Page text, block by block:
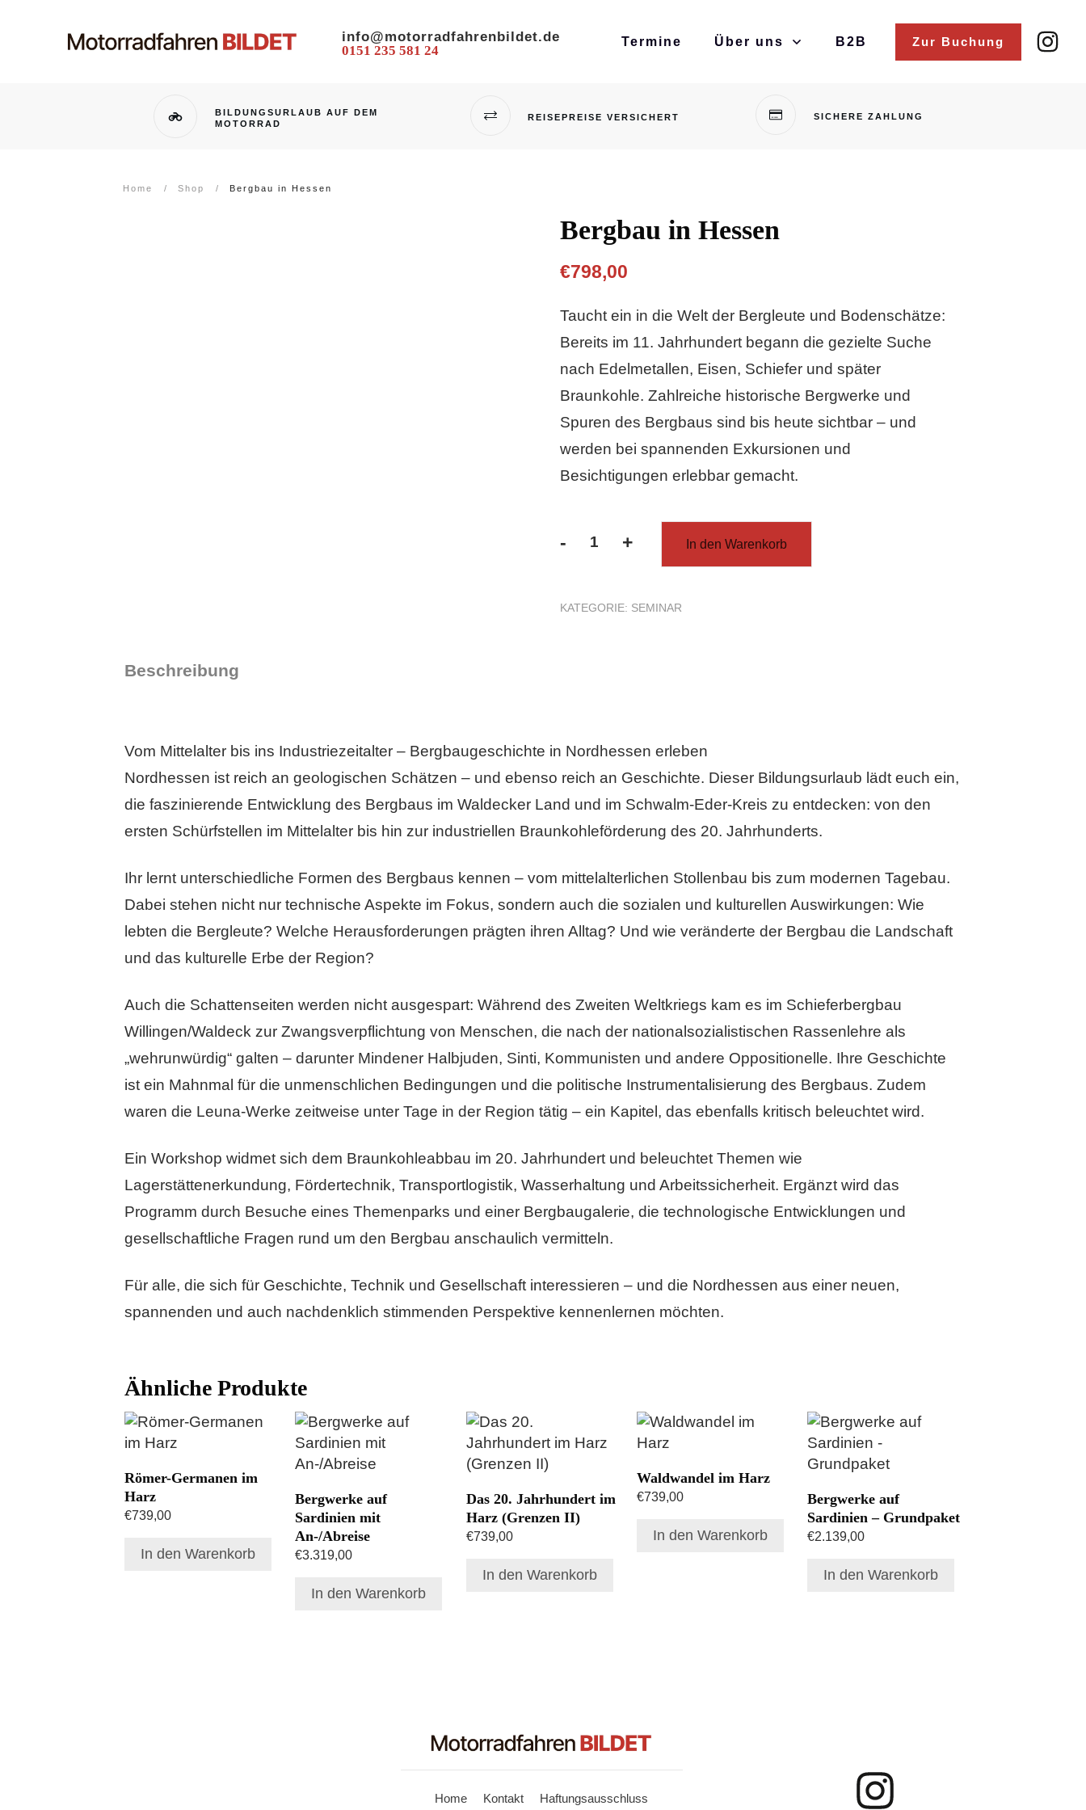
info@motorradfahrenbildet.de
0151 235 581 24
Termine Über uns B2B Zur Buchung
BILDUNGSURLAUB AUF DEM
MOTORRAD
REISEPREISE VERSICHERT SICHERE ZAHLUNG
Home / Shop / Bergbau in Hessen
Bergbau in Hessen
€798,00
Taucht ein in die Welt der Bergleute und Bodenschätze:
Bereits im 11. Jahrhundert begann die gezielte Suche
nach Edelmetallen, Eisen, Schiefer und später
Braunkohle. Zahlreiche historische Bergwerke und
Spuren des Bergbaus sind bis heute sichtbar – und
werden bei spannenden Exkursionen und
Besichtigungen erlebbar gemacht.
-Bergbau + In den Warenkorb
KATEGORIE: SEMINAR
Beschreibung
Vom Mittelalter bis ins Industriezeitalter – Bergbaugeschichte in Nordhessen erleben
Nordhessen ist reich an geologischen Schätzen – und ebenso reich an Geschichte. Dieser Bildungsurlaub lädt euch ein,
die faszinierende Entwicklung des Bergbaus im Waldecker Land und im Schwalm-Eder-Kreis zu entdecken: von den
ersten Schürfstellen im Mittelalter bis hin zur industriellen Braunkohleförderung des 20. Jahrhunderts.
Ihr lernt unterschiedliche Formen des Bergbaus kennen – vom mittelalterlichen Stollenbau bis zum modernen Tagebau.
Dabei stehen nicht nur technische Aspekte im Fokus, sondern auch die sozialen und kulturellen Auswirkungen: Wie
lebten die Bergleute? Welche Herausforderungen prägten ihren Alltag? Und wie veränderte der Bergbau die Landschaft
und das kulturelle Erbe der Region?
Auch die Schattenseiten werden nicht ausgespart: Während des Zweiten Weltkriegs kam es im Schieferbergbau
Willingen/Waldeck zur Zwangsverpflichtung von Menschen, die nach der nationalsozialistischen Rassenlehre als
„wehrunwürdig“ galten – darunter Mindener Halbjuden, Sinti, Kommunisten und andere Oppositionelle. Ihre Geschichte
ist ein Mahnmal für die unmenschlichen Bedingungen und die politische Instrumentalisierung des Bergbaus. Zudem
waren die Leuna-Werke zeitweise unter Tage in der Region tätig – ein Kapitel, das ebenfalls kritisch beleuchtet wird.
Ein Workshop widmet sich dem Braunkohleabbau im 20. Jahrhundert und beleuchtet Themen wie
Lagerstättenerkundung, Fördertechnik, Transportlogistik, Wasserhaltung und Arbeitssicherheit. Ergänzt wird das
Programm durch Besuche eines Themenparks und einer Bergbaugalerie, die technologische Entwicklungen und
gesellschaftliche Fragen rund um den Bergbau anschaulich vermitteln.
Für alle, die sich für Geschichte, Technik und Gesellschaft interessieren – und die Nordhessen aus einer neuen,
spannenden und auch nachdenklich stimmenden Perspektive kennenlernen möchten.
Ähnliche Produkte
Römer-Germanen im
Harz
€739,00
In den Warenkorb
Bergwerke auf
Sardinien mit
An-/Abreise
€3.319,00
In den Warenkorb
Das 20. Jahrhundert im
Harz (Grenzen II)
€739,00
In den Warenkorb
Waldwandel im Harz
€739,00
In den Warenkorb
Bergwerke auf
Sardinien – Grundpaket
€2.139,00
In den Warenkorb
Home Kontakt Haftungsausschluss